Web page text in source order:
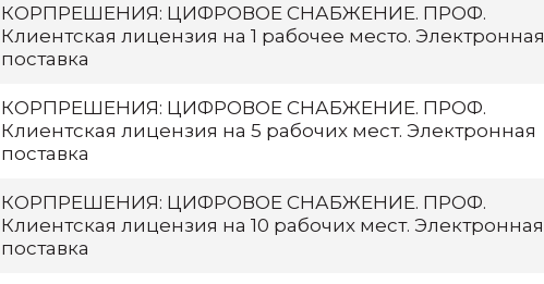
КОРПРЕШЕНИЯ: ЦИФРОВОЕ СНАБЖЕНИЕ. ПРОФ.
Клиентская лицензия на 1 рабочее место. Электронная
поставка
КОРПРЕШЕНИЯ: ЦИФРОВОЕ СНАБЖЕНИЕ. ПРОФ.
Клиентская лицензия на 5 рабочих мест. Электронная
поставка
КОРПРЕШЕНИЯ: ЦИФРОВОЕ СНАБЖЕНИЕ. ПРОФ.
Клиентская лицензия на 10 рабочих мест. Электронная
поставка